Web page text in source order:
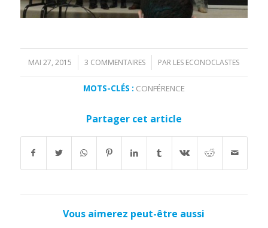
MAI 27, 2015
/ 3 COMMENTAIRES
/ PAR LES ECONOCLASTES
MOTS-CLÉS : CONFÉRENCE
Partager cet article
Vous aimerez peut-être aussi